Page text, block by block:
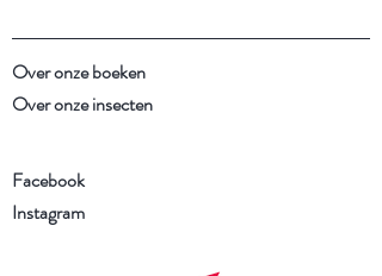
Over onze boeken
Over onze insecten
Facebook
Instagram